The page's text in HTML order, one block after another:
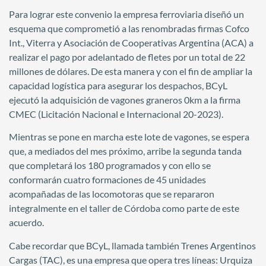
Para lograr este convenio la empresa ferroviaria diseñó un
esquema que comprometió a las renombradas firmas Cofco
Int., Viterra y Asociación de Cooperativas Argentina (ACA) a
realizar el pago por adelantado de fletes por un total de 22
millones de dólares. De esta manera y con el fin de ampliar la
capacidad logística para asegurar los despachos, BCyL
ejecutó la adquisición de vagones graneros 0km a la firma
CMEC (Licitación Nacional e Internacional 20-2023).
Mientras se pone en marcha este lote de vagones, se espera
que, a mediados del mes próximo, arribe la segunda tanda
que completará los 180 programados y con ello se
conformarán cuatro formaciones de 45 unidades
acompañadas de las locomotoras que se repararon
integralmente en el taller de Córdoba como parte de este
acuerdo.
Cabe recordar que BCyL, llamada también Trenes Argentinos
Cargas (TAC), es una empresa que opera tres líneas: Urquiza